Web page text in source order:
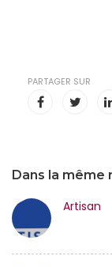
Dans la même
Artisan
PARTAGER SUR